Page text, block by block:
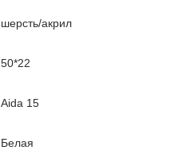
шерсть/акрил
50*22
Aida 15
Белая